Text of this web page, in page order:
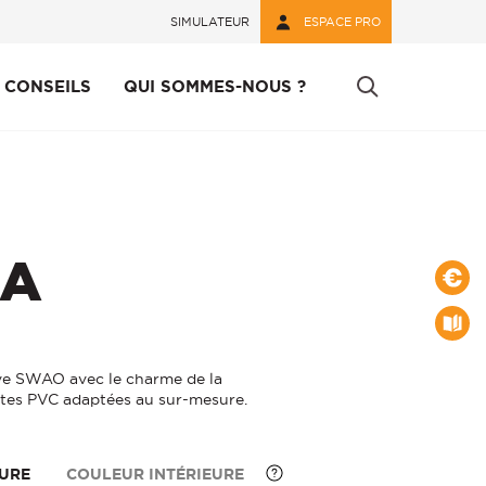
SIMULATEUR ESPACE PRO
Alu/Bois
volets roulants
CONSEILS
et Réglages
QUI SOMMES-NOUS ?
SWAO avec le charme de la
PVC adaptées au sur-mesure.
COULEUR INTÉRIEURE